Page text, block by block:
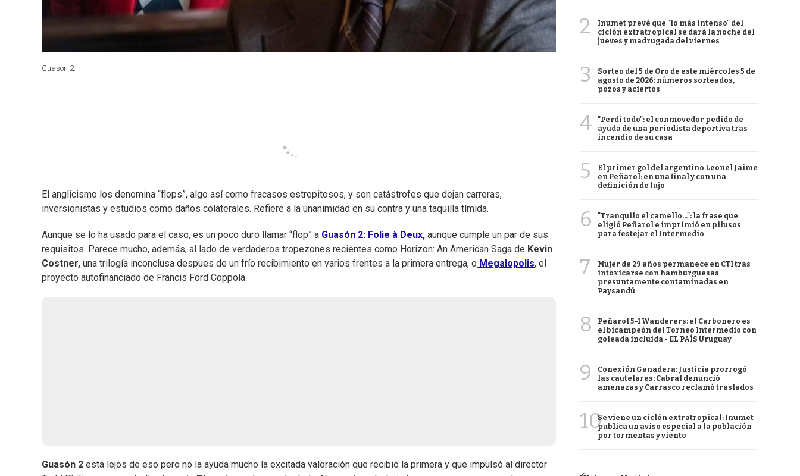
Guasón 2.
El anglicismo los denomina “flops”, algo así como fracasos estrepitosos, y son catástrofes que dejan carreras,
inversionistas y estudios como daños colaterales. Refiere a la unanimidad en su contra y una taquilla tímida.
Aunque se lo ha usado para el caso, es un poco duro llamar “flop” a Guasón 2: Folie à Deux, aunque cumple un par de sus
requisitos. Parece mucho, además, al lado de verdaderos tropezones recientes como Horizon: An American Saga de Kevin
Costner, una trilogía inconclusa despues de un frío recibimiento en varios frentes a la primera entrega, o Megalopolis, el
proyecto autofinanciado de Francis Ford Coppola.
Guasón 2 está lejos de eso pero no la ayuda mucho la excitada valoración que recibió la primera y que impulsó al director
2
Inumet prevé que "lo más intenso" del
ciclón extratropical se dará la noche del
jueves y madrugada del viernes
3
Sorteo del 5 de Oro de este miércoles 5 de
agosto de 2026: números sorteados,
pozos y aciertos
4
"Perdí todo": el conmovedor pedido de
ayuda de una periodista deportiva tras
incendio de su casa
5
El primer gol del argentino Leonel Jaime
en Peñarol: en una final y con una
definición de lujo
6
"Tranquilo el camello...": la frase que
eligió Peñarol e imprimió en pilusos
para festejar el Intermedio
7
Mujer de 29 años permanece en CTI tras
intoxicarse con hamburguesas
presuntamente contaminadas en
Paysandú
8
Peñarol 5-1 Wanderers: el Carbonero es
el bicampeón del Torneo Intermedio con
goleada incluida - EL PAÍS Uruguay
9
Conexión Ganadera: Justicia prorrogó
las cautelares; Cabral denunció
amenazas y Carrasco reclamó traslados
10Se viene un ciclón extratropical: Inumet
publica un aviso especial a la población
por tormentas y viento